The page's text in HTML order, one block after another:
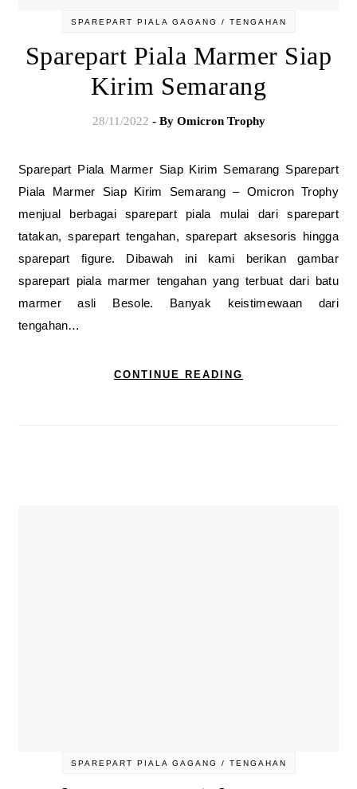
SPAREPART PIALA GAGANG / TENGAHAN
Sparepart Piala Marmer Siap
Kirim Semarang
28/11/2022 - By Omicron Trophy
Sparepart Piala Marmer Siap Kirim Semarang Sparepart
Piala Marmer Siap Kirim Semarang – Omicron Trophy
menjual berbagai sparepart piala mulai dari sparepart
tatakan, sparepart tengahan, sparepart aksesoris hingga
sparepart figure. Dibawah ini kami berikan gambar
sparepart piala marmer tengahan yang terbuat dari batu
marmer asli Besole. Banyak keistimewaan dari
tengahan…
CONTINUE READING
SPAREPART PIALA GAGANG / TENGAHAN